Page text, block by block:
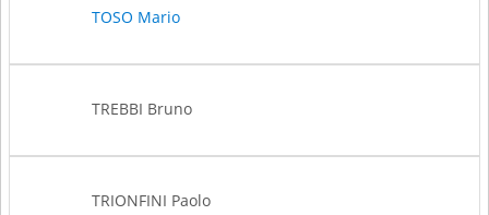
TOSO Mario
TREBBI Bruno
TRIONFINI Paolo